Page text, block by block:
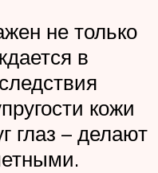
не только
в
кожи
глаз – делают